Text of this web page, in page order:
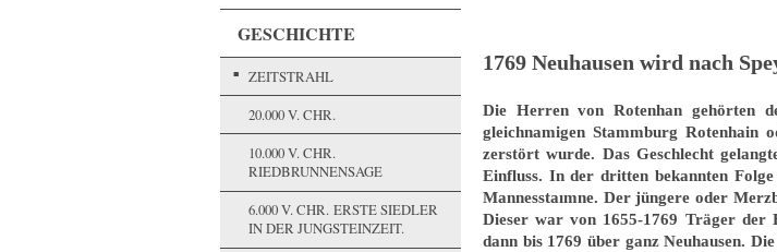
GESCHICHTE
ZEITSTRAHL
20.000 V. CHR.
10.000 V. CHR.
RIEDBRUNNENSAGE
6.000 V. CHR. ERSTE SIEDLER
IN DER JUNGSTEINZEIT.
1769 Neuhausen wird nach
Die Herren von Rotenhan gehörten
gleichnamigen Stammburg Rotenhain
zerstört wurde. Das Geschlecht
Einfluss. In der dritten bekannten
Mannesstaımne. Der jüngere oder
Dieser war von 1655-1769 Träger der
dann bis 1769 über ganz Neuhausen.